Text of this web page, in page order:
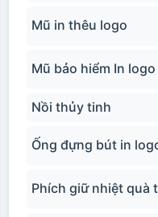
Mũ in thêu logo
Mũ bảo hiểm In logo
Nồi thủy tinh
Ống đựng bút in
Phích giữ nhiệt quà